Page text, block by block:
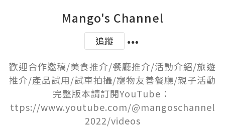
Mango's Channel
追蹤
歡迎合作邀稿/美食推介/餐廳推介/活動介紹/旅遊
推介/產品試用/試車拍攝/寵物友善餐廳/親子活動
完整版本請訂閱YouTube：
ttps://www.youtube.com/@mangoschannel
2022/videos